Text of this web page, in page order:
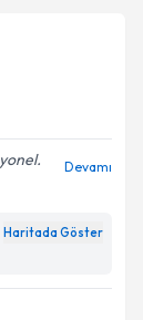
Devamı
Haritada Göster